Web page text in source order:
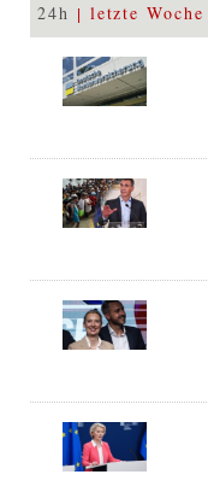
24h letzte Woche